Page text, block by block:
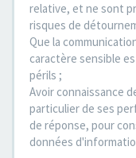
relative, et ne sont
risques de
Que la
caractère sensible
périls ;
Avoir connaissance
particulier de ses
de réponse, pour
données